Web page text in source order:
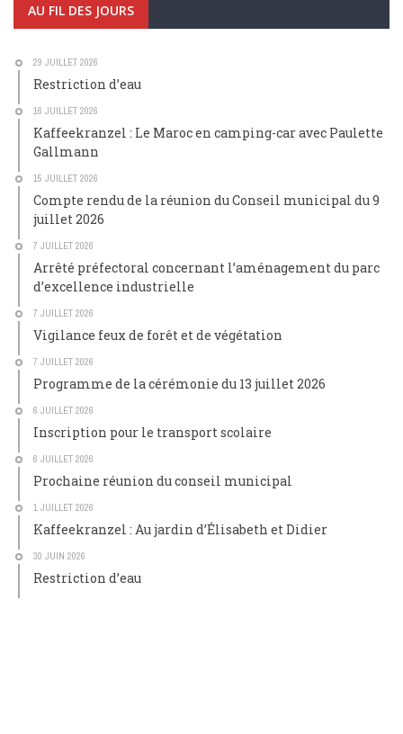
AU FIL DES JOURS
29 JUILLET 2026
Restriction d’eau
16 JUILLET 2026
Kaffeekranzel : Le Maroc en camping-car avec Paulette
Gallmann
15 JUILLET 2026
Compte rendu de la réunion du Conseil municipal du 9
juillet 2026
7 JUILLET 2026
Arrêté préfectoral concernant l’aménagement du parc
d’excellence industrielle
7 JUILLET 2026
Vigilance feux de forêt et de végétation
7 JUILLET 2026
Programme de la cérémonie du 13 juillet 2026
6 JUILLET 2026
Inscription pour le transport scolaire
6 JUILLET 2026
Prochaine réunion du conseil municipal
1 JUILLET 2026
Kaffeekranzel : Au jardin d’Élisabeth et Didier
30 JUIN 2026
Restriction d’eau